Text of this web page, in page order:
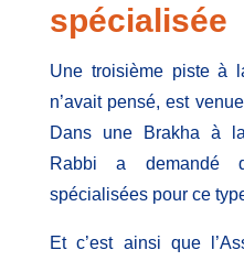
spécialisée
Une troisième piste à
n’avait pensé, est
Dans une Brakha à
Rabbi a demandé
spécialisées pour ce
Et c’est ainsi que